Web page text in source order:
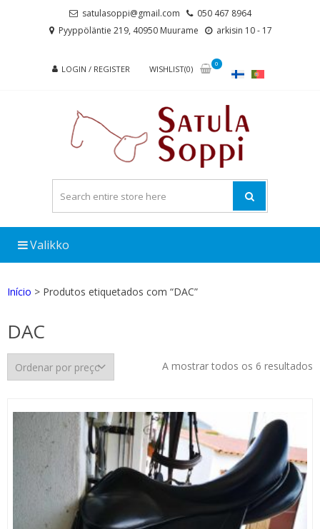
satulasoppi@gmail.com
050 467 8964
Pyyppöläntie 219, 40950 Muurame
arkisin 10 - 17
LOGIN / REGISTER WISHLIST(0)
0
Valikko
Início > Produtos etiquetados com “DAC”
DAC
A mostrar todos os 6 resultados